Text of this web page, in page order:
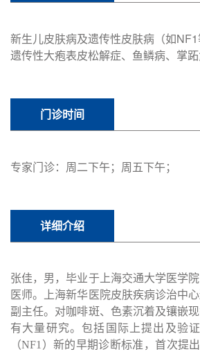
新生儿皮肤病及遗传性皮肤病（如NF1
遗传性大疱表皮松解症、鱼鳞病、掌
门诊时间
专家门诊：周二下午；周五下午；
详细介绍
张佳，男，毕业于上海交通大学医学
医师。上海新华医院皮肤疾病诊治中
副主任。对咖啡斑、色素沉着及镶嵌
有大量研究。包括国际上提出及验
（NF1）新的早期诊断标准，首次提